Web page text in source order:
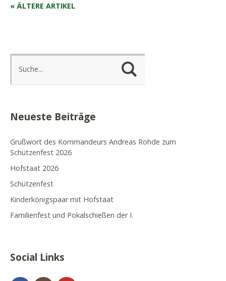
« ÄLTERE ARTIKEL
Neueste Beiträge
Grußwort des Kommandeurs Andreas Rohde zum
Schützenfest 2026
Hofstaat 2026
Schützenfest
Kinderkönigspaar mit Hofstaat
Familienfest und Pokalschießen der I.
Social Links